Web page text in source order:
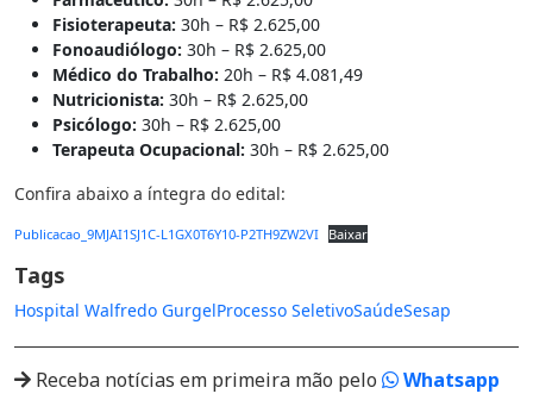
Fisioterapeuta: 30h – R$ 2.625,00
Fonoaudiólogo: 30h – R$ 2.625,00
Médico do Trabalho: 20h – R$ 4.081,49
Nutricionista: 30h – R$ 2.625,00
Psicólogo: 30h – R$ 2.625,00
Terapeuta Ocupacional: 30h – R$ 2.625,00
Confira abaixo a íntegra do edital:
Publicacao_9MJAI1SJ1C-L1GX0T6Y10-P2TH9ZW2VI Baixar
Tags
Hospital Walfredo GurgelProcesso SeletivoSaúdeSesap
Receba notícias em primeira mão pelo Whatsapp